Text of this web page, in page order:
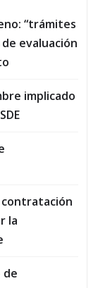
“trámites
evaluación
implicado
contratación
la
de